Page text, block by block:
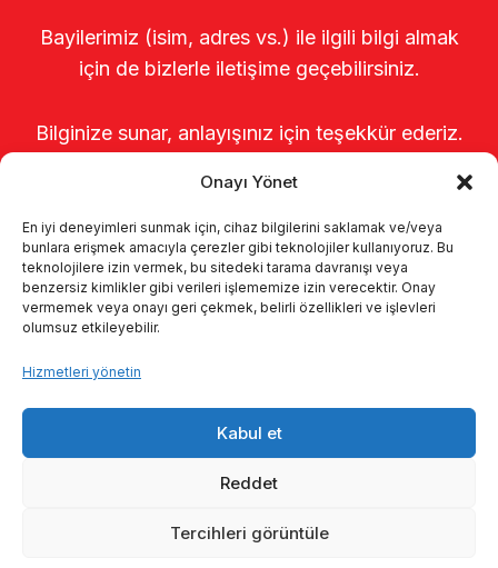
Onayı Yönet
En iyi deneyimleri sunmak için, cihaz bilgilerini saklamak ve/veya
bunlara erişmek amacıyla çerezler gibi teknolojiler kullanıyoruz. Bu
teknolojilere izin vermek, bu sitedeki tarama davranışı veya
benzersiz kimlikler gibi verileri işlememize izin verecektir. Onay
vermemek veya onayı geri çekmek, belirli özellikleri ve işlevleri
olumsuz etkileyebilir.
Hizmetleri yönetin
Kabul et
Reddet
Tercihleri görüntüle
Bayilerimiz (isim, adres vs.) ile ilgili bilgi almak
için de bizlerle iletişime geçebilirsiniz.
Bilginize sunar, anlayışınız için teşekkür ederiz.
Kalite politikamız
© 2026 Enka Tarım